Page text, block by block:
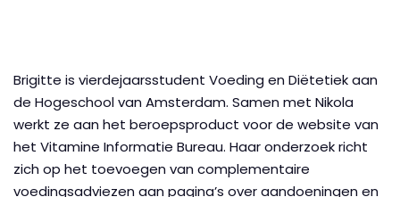
Brigitte is vierdejaarsstudent Voeding en Diëtetiek aan
de Hogeschool van Amsterdam. Samen met Nikola
werkt ze aan het beroepsproduct voor de website van
het Vitamine Informatie Bureau. Haar onderzoek richt
zich op het toevoegen van complementaire
voedingsadviezen aan pagina’s over aandoeningen en